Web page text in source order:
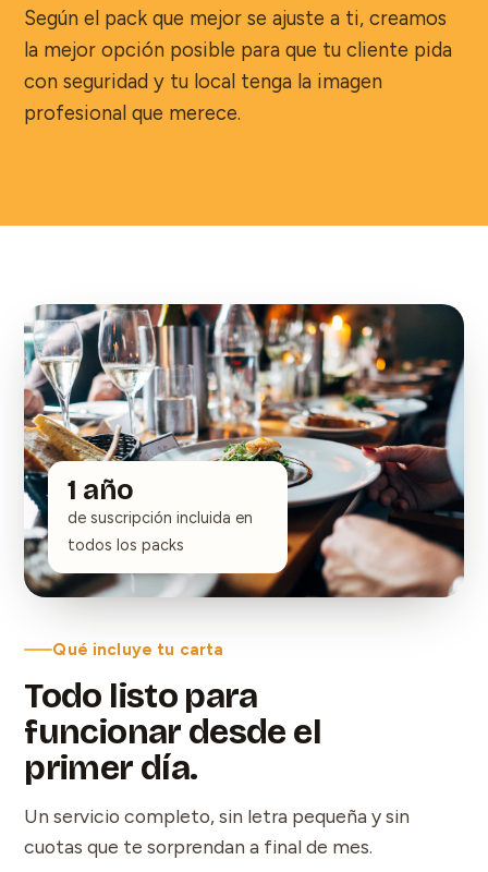
Según el pack que mejor se ajuste a ti, creamos
la mejor opción posible para que tu cliente pida
con seguridad y tu local tenga la imagen
profesional que merece.
1 año
de suscripción incluida en
todos los packs
Qué incluye tu carta
Todo listo para
funcionar desde el
primer día.
Un servicio completo, sin letra pequeña y sin
cuotas que te sorprendan a final de mes.